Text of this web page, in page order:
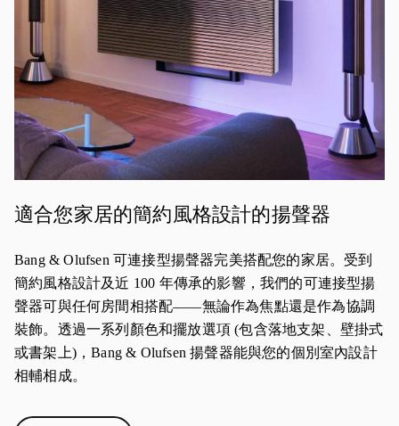
適合您家居的簡約風格設計的揚聲器
Bang & Olufsen 可連接型揚聲器完美搭配您的家居。受到
簡約風格設計及近 100 年傳承的影響，我們的可連接型揚
聲器可與任何房間相搭配——無論作為焦點還是作為協調
裝飾。透過一系列顏色和擺放選項 (包含落地支架、壁掛式
或書架上)，Bang & Olufsen 揚聲器能與您的個別室內設計
相輔相成。